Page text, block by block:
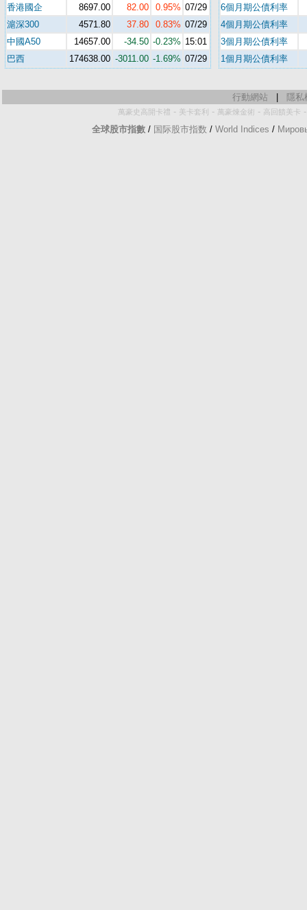
香港國企
8697.00 82.00 0.95% 07/29
滬深300
4571.80 37.80 0.83% 07/29
中國A50
14657.00 -34.50 -0.23% 15:01
巴西
174638.00 -3011.00 -1.69% 07/29
6個月期公債利率
4個月期公債利率
3個月期公債利率
1個月期公債利率
行動網站 隱私
萬豪史高開卡禮 - 美卡套利 - 萬豪煉金術 - 高回饋美卡
全球股市指數 / 国际股市指数 /World Indices /